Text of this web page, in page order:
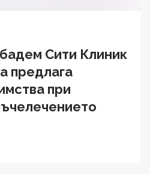
Сити Клиник
предлага
при